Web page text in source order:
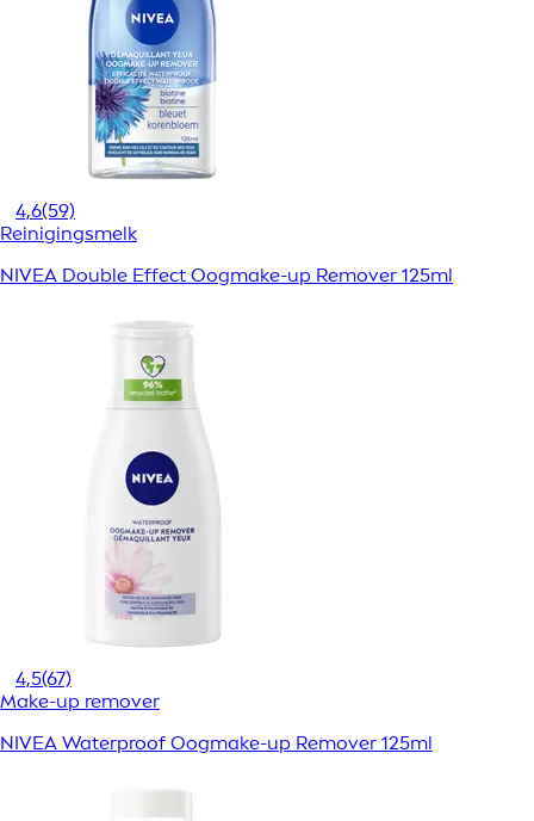
4,6(59)
Reinigingsmelk
NIVEA Double Effect Oogmake-up Remover 125ml
4,5(67)
Make-up remover
NIVEA Waterproof Oogmake-up Remover 125ml